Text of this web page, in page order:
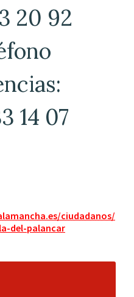
20 92
14 07
ciudadanos/
del-palancar